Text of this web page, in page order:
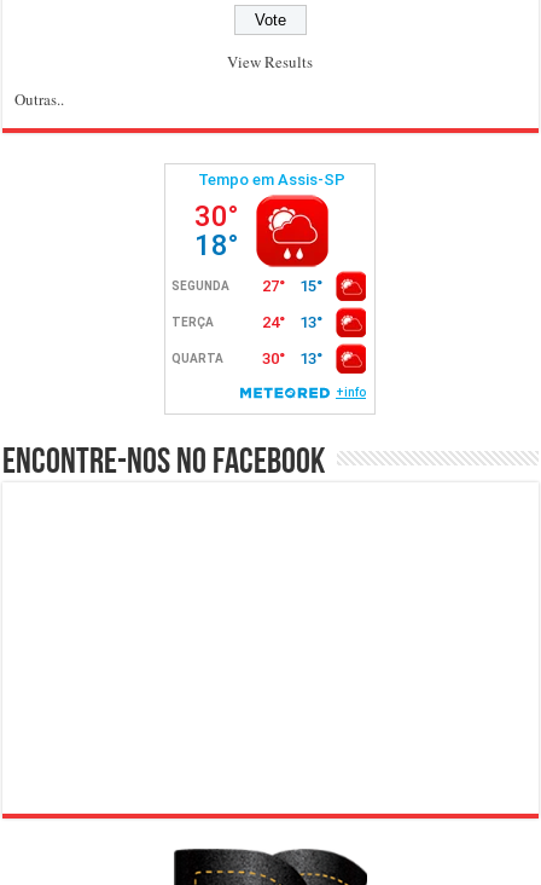
View Results
Outras..
Encontre-nos no Facebook